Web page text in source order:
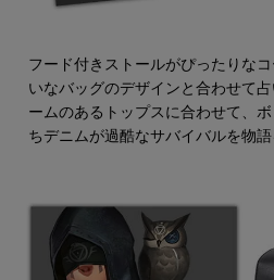
フード付きストールがぴったりな
いなバッグのデザインと合わせて
ームのあるトップスに合わせて、
ちデニムが過酷なサバイバルを物